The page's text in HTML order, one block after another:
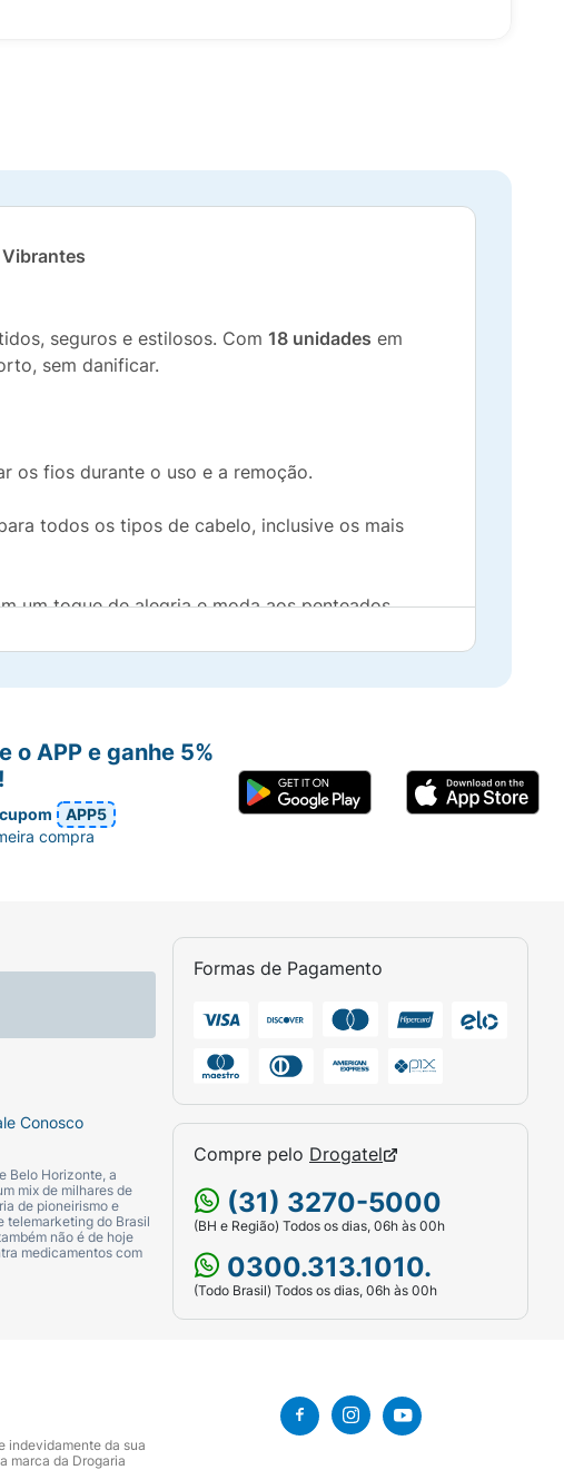
seguros e estilosos. Com 18 unidades em
sem danificar.
os fios durante o uso e a remoção.
todos os tipos de cabelo, inclusive os mais
um toque de alegria e moda aos penteados.
segura para crianças e adultos.
Mióao seunécessaire!
Conosco
Belo Horizonte, a
mix de milhares de
de pioneirismo e
telemarketing do Brasil
não é de hoje
medicamentos com
Formas de Pagamento
Compre pelo Drogatel
(31) 3270-5000
(BH e Região) Todos os dias, 06h às 00h
0300.313.1010.
(Todo Brasil) Todos os dias, 06h às 00h
o APP e ganhe 5%
cupom
APP5
compra
indevidamente da sua
marca da Drogaria